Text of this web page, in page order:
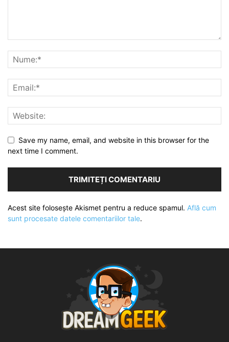
Save my name, email, and website in this browser for the
next time I comment.
Acest site folosește Akismet pentru a reduce spamul. Află cum
sunt procesate datele comentariilor tale.